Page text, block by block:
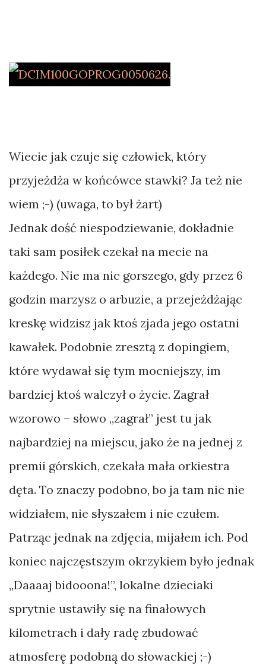
Wiecie jak czuje się człowiek, który
przyjeżdża w końcówce stawki? Ja też nie
wiem ;-) (uwaga, to był żart)
Jednak dość niespodziewanie, dokładnie
taki sam posiłek czekał na mecie na
każdego. Nie ma nic gorszego, gdy przez 6
godzin marzysz o arbuzie, a przejeżdżając
kreskę widzisz jak ktoś zjada jego ostatni
kawałek. Podobnie zresztą z dopingiem,
które wydawał się tym mocniejszy, im
bardziej ktoś walczył o życie. Zagrał
wzorowo – słowo „zagrał” jest tu jak
najbardziej na miejscu, jako że na jednej z
premii górskich, czekała mała orkiestra
dęta. To znaczy podobno, bo ja tam nic nie
widziałem, nie słyszałem i nie czułem.
Patrząc jednak na zdjęcia, mijałem ich. Pod
koniec najczęstszym okrzykiem było jednak
„Daaaaj bidooona!”, lokalne dzieciaki
sprytnie ustawiły się na finałowych
kilometrach i dały radę zbudować
atmosferę podobną do słowackiej ;-)